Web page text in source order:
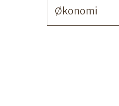
Økonomi